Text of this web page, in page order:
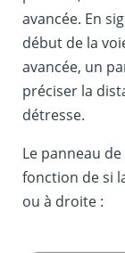
avancée. En
début de la
avancée, un
préciser la
détresse.
Le panneau
fonction de si
ou à droite :